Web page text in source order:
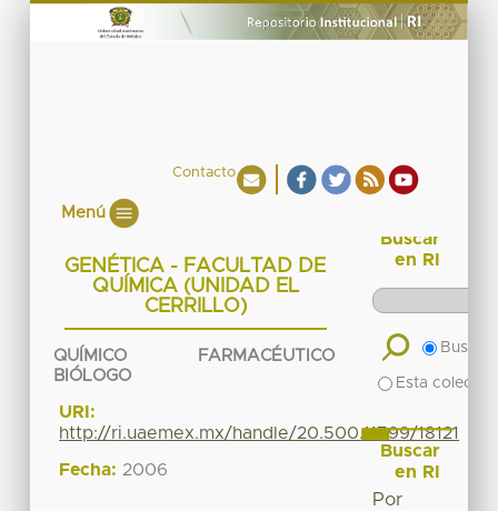
Contacto
Menú
GENÉTICA - FACULTAD DE
QUÍMICA (UNIDAD EL
CERRILLO)
QUÍMICO FARMACÉUTICO
BIÓLOGO
URI:
http://ri.uaemex.mx/handle/20.500.11799/18121
Fecha: 2006
Buscar
en RI
Buscar
Esta
Buscar
en RI
Por